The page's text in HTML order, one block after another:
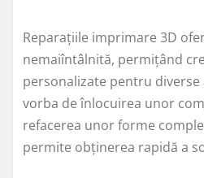
Reparațiile imprimare 3D
nemaiîntâlnită, permițând
personalizate pentru diverse
vorba de înlocuirea unor
refacerea unor forme
permite obținerea rapidă a